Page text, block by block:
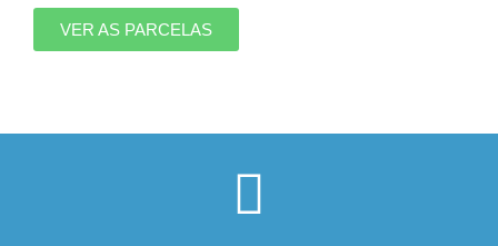
VER AS PARCELAS